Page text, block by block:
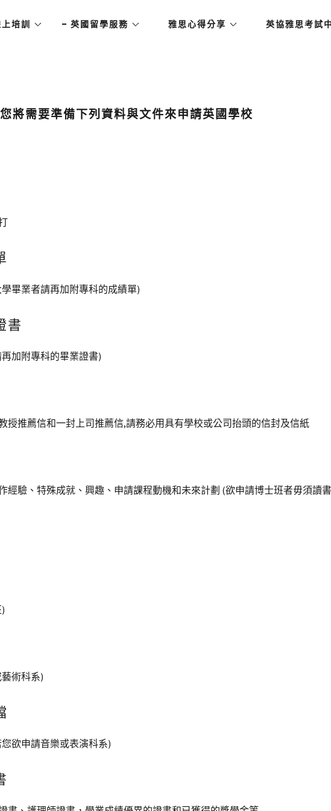
培訓 英國留學服務 雅思心得分享 英協雅思考試
您將需要準備下列資料與文件來申請英國學校
畢業者請再加附專科的成績單)
書
加附專科的畢業證書)
授推薦信和一封上司推薦信,請務必用具有學校或公司抬頭的信封及信紙
經驗、特殊成就、興趣、申請課程動機和未來計劃 (欲申請博士班者毋須讀書
術科系)
欲申請音樂或表演科系)